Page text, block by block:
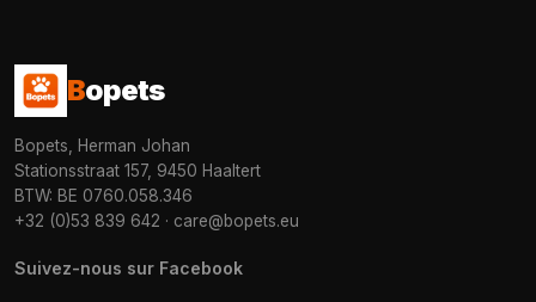
Bopets
Bopets, Herman Johan
Stationsstraat 157, 9450 Haaltert
BTW: BE 0760.058.346
+32 (0)53 839 642 · care@bopets.eu
Suivez-nous sur Facebook